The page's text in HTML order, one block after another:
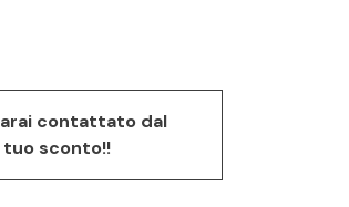
contattato dal
sconto!!